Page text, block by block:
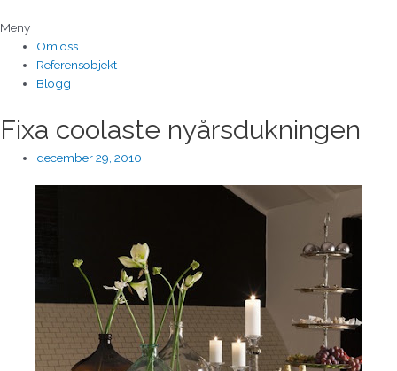
till
innehåll
Meny
Om oss
Referensobjekt
Blogg
Fixa coolaste nyårsdukningen
december 29, 2010